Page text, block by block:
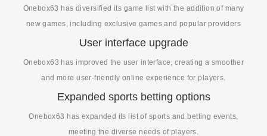
Onebox63 has diversified its game list with the addition of many
new games, including exclusive games and popular providers
User interface upgrade
Onebox63 has improved the user interface, creating a smoother
and more user-friendly online experience for players.
Expanded sports betting options
Onebox63 has expanded its list of sports and betting events,
meeting the diverse needs of players.